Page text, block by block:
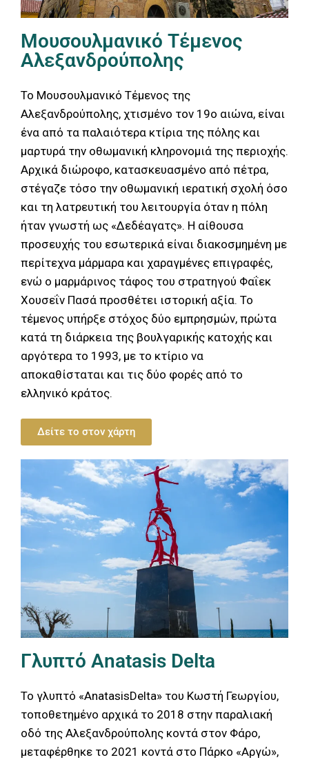
Μουσουλμανικό Τέμενος
Αλεξανδρούπολης
Το Μουσουλμανικό Τέμενος της
Αλεξανδρούπολης, χτισμένο τον 19ο αιώνα, είναι
ένα από τα παλαιότερα κτίρια της πόλης και
μαρτυρά την οθωμανική κληρονομιά της περιοχής.
Αρχικά διώροφο, κατασκευασμένο από πέτρα,
στέγαζε τόσο την οθωμανική ιερατική σχολή όσο
και τη λατρευτική του λειτουργία όταν η πόλη
ήταν γνωστή ως «Δεδέαγατς». Η αίθουσα
προσευχής του εσωτερικά είναι διακοσμημένη με
περίτεχνα μάρμαρα και χαραγμένες επιγραφές,
ενώ ο μαρμάρινος τάφος του στρατηγού Φαΐεκ
Χουσεΐν Πασά προσθέτει ιστορική αξία. Το
τέμενος υπήρξε στόχος δύο εμπρησμών, πρώτα
κατά τη διάρκεια της βουλγαρικής κατοχής και
αργότερα το 1993, με το κτίριο να
αποκαθίσταται και τις δύο φορές από το
ελληνικό κράτος.
Δείτε το στον χάρτη
Γλυπτό Anatasis Delta
Το γλυπτό «AnatasisDelta» του Κωστή Γεωργίου,
τοποθετημένο αρχικά το 2018 στην παραλιακή
οδό της Αλεξανδρούπολης κοντά στον Φάρο,
μεταφέρθηκε το 2021 κοντά στο Πάρκο «Αργώ»,